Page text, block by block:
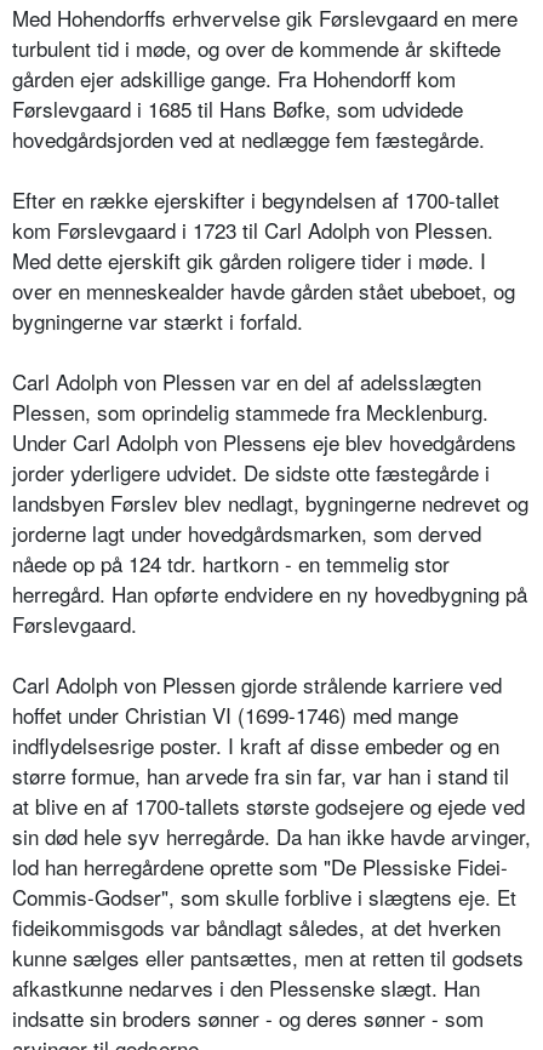
Med Hohendorffs erhvervelse gik Førslevgaard en mere
turbulent tid i møde, og over de kommende år skiftede
gården ejer adskillige gange. Fra Hohendorff kom
Førslevgaard i 1685 til Hans Bøfke, som udvidede
hovedgårdsjorden ved at nedlægge fem fæstegårde.
Efter en række ejerskifter i begyndelsen af 1700-tallet
kom Førslevgaard i 1723 til Carl Adolph von Plessen.
Med dette ejerskift gik gården roligere tider i møde. I
over en menneskealder havde gården stået ubeboet, og
bygningerne var stærkt i forfald.
Carl Adolph von Plessen var en del af adelsslægten
Plessen, som oprindelig stammede fra Mecklenburg.
Under Carl Adolph von Plessens eje blev hovedgårdens
jorder yderligere udvidet. De sidste otte fæstegårde i
landsbyen Førslev blev nedlagt, bygningerne nedrevet og
jorderne lagt under hovedgårdsmarken, som derved
nåede op på 124 tdr. hartkorn - en temmelig stor
herregård. Han opførte endvidere en ny hovedbygning på
Førslevgaard.
Carl Adolph von Plessen gjorde strålende karriere ved
hoffet under Christian VI (1699-1746) med mange
indflydelsesrige poster. I kraft af disse embeder og en
større formue, han arvede fra sin far, var han i stand til
at blive en af 1700-tallets største godsejere og ejede ved
sin død hele syv herregårde. Da han ikke havde arvinger,
lod han herregårdene oprette som "De Plessiske Fidei-
Commis-Godser", som skulle forblive i slægtens eje. Et
fideikommisgods var båndlagt således, at det hverken
kunne sælges eller pantsættes, men at retten til godsets
afkastkunne nedarves i den Plessenske slægt. Han
indsatte sin broders sønner - og deres sønner - som